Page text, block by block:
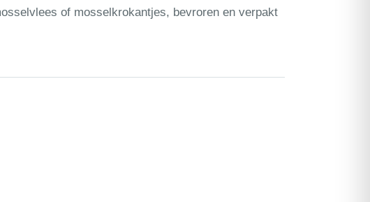
of mosselkrokantjes, bevroren en verpakt